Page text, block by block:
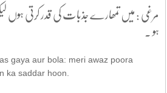
مرغی : میں تمھارے جذبات کی قدر کرتی ہوں
ہو .
gaya aur bola: meri awaz poora
ka saddar hoon.